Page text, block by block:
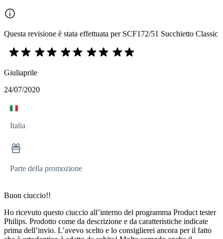
Questa revisione è stata effettuata per SCF172/51 Succhietto Classic
Giuliaprile
24/07/2020
Italia
Parte della promozione
Buon ciuccio!!
Ho ricevuto questo ciuccio all’interno del programma Product tester
Philips. Prodotto come da descrizione e da caratteristiche indicate
prima dell’invio. L’avevo scelto e lo consiglierei ancora per il fatto